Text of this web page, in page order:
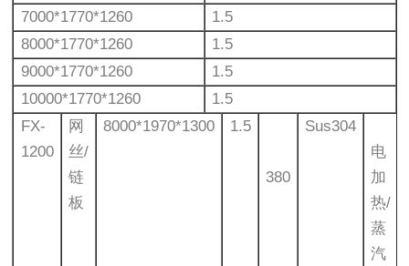
7000*1770*1260
1.5
8000*1770*1260
1.5
9000*1770*1260
1.5
10000*1770*1260
1.5
FX-
1200
网
丝/
链
板
8000*1970*1300 1.5
380
Sus304
电
加
热/
蒸
汽